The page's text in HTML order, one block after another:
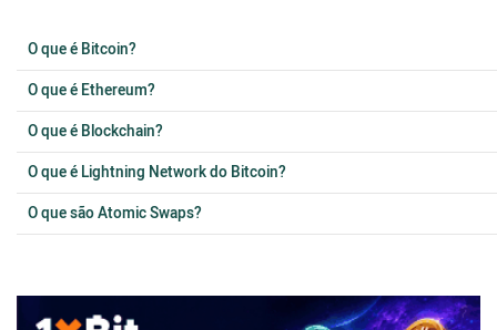
O que é Bitcoin?
O que é Ethereum?
O que é Blockchain?
O que é Lightning Network do Bitcoin?
O que são Atomic Swaps?